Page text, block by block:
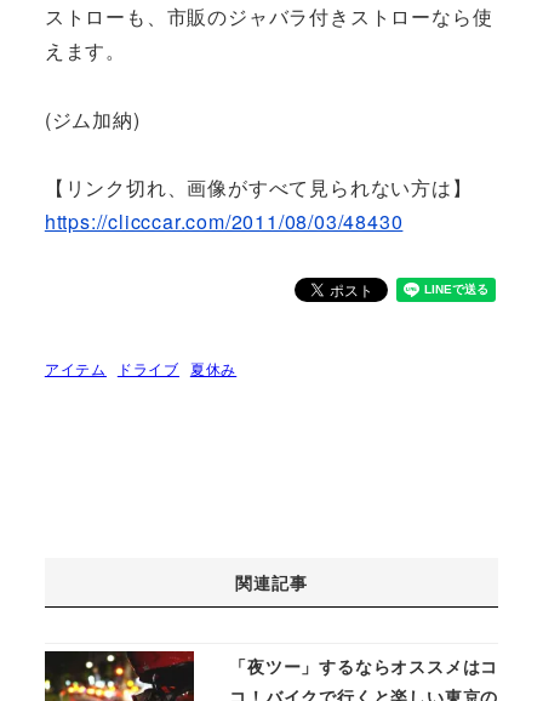
ストローも、市販のジャバラ付きストローなら使
えます。
(ジム加納)
【リンク切れ、画像がすべて見られない方は】
https://clicccar.com/2011/08/03/48430
アイテム ドライブ 夏休み
関連記事
「夜ツー」するならオススメはコ
コ！バイクで行くと楽しい東京の